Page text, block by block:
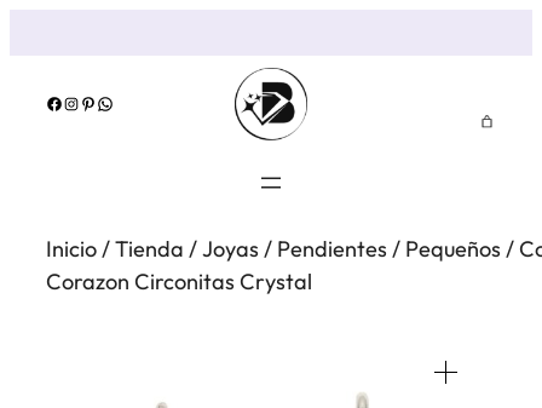
contenido
Facebook Instagram Pinterest WhatsApp
Inicio/Tienda /Joyas / Pendientes / Pequeños /
Corazon Circonitas Crystal